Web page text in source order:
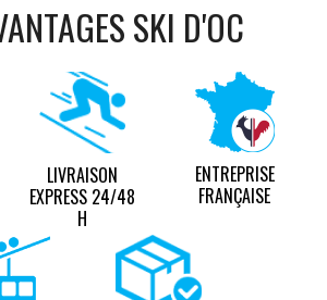
SKI D'OC
LIVRAISON
EXPRESS 24/48
H
ENTREPRISE
FRANÇAISE